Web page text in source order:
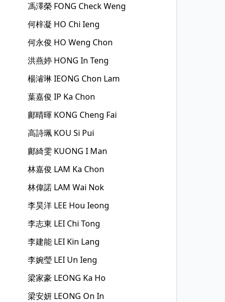
馮澤榮 FONG Check Weng
何梓凝 HO Chi Ieng
何永俊 HO Weng Chon
洪燕婷 HONG In Teng
楊濬琳 IEONG Chon Lam
葉嘉俊 IP Ka Chon
鄺晴暉 KONG Cheng Fai
高詩珮 KOU Si Pui
鄺綺雯 KUONG I Man
林嘉俊 LAM Ka Chon
林偉諾 LAM Wai Nok
李昊洋 LEE Hou Ieong
李志東 LEI Chi Tong
李建能 LEI Kin Lang
李婉瑩 LEI Un Ieng
梁家豪 LEONG Ka Ho
梁安妍 LEONG On In